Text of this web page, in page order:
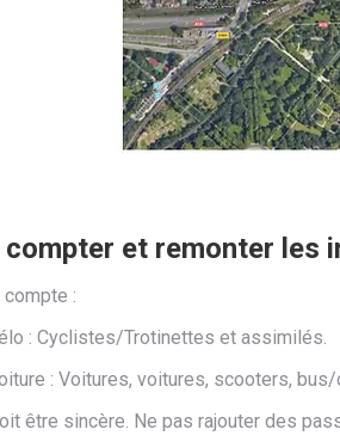
compter et remonter les
compte :
: Cyclistes/Trotinettes et assimilés.
: Voitures, voitures, scooters, bus/
être sincère. Ne pas rajouter des